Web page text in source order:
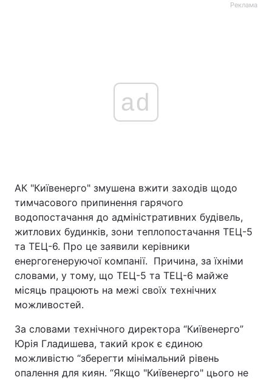
Головна Війна
Україна Політика
Економіка Світ
Спорт Наука
Техно і зв'язок Лайт
Здоров'я Туризм
Цікавинки Погода
Реклама
ad
АК "Київенерго" змушена вжити заходів щодо
тимчасового припинення гарячого
водопостачання до адміністративних будівель,
житлових будинків, зони теплопостачання ТЕЦ-5
та ТЕЦ-6. Про це заявили керівники
енергогенеруючої компанії. Причина, за їхніми
словами, у тому, що ТЕЦ-5 та ТЕЦ-6 майже
місяць працюють на межі своїх технічних
можливостей.
За словами технічного директора “Київенерго”
Юрія Гладишева, такий крок є єдиною
можливістю “зберегти мінімальний рівень
опалення для киян. “Якщо "Київенерго" цього не